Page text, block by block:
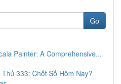
Go
Painter: A Comprehensive...
333: Chốt Số Hôm Nay?